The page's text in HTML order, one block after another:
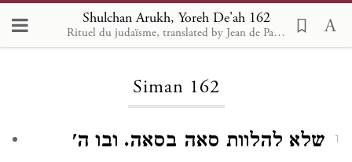
Shulchan Arukh, Yoreh De'ah 162
Rituel du judaïsme, translated by Jean de Pavly with the assistance of M. A. Neviasky. 1898 [fr]
Loading...
Siman 162
1
שלא להלוות סאה בסאה. ובו ה'